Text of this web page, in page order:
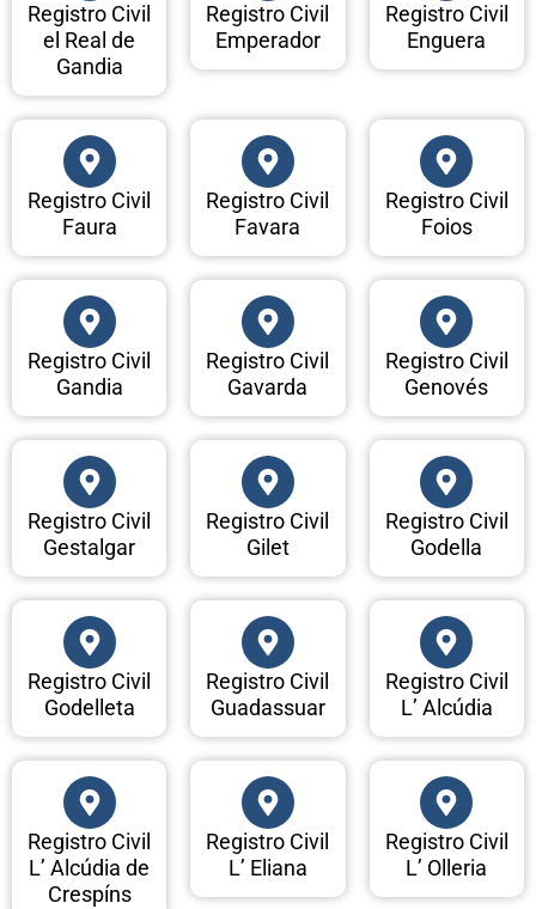
Registro Civil
el Real de
Gandia
Registro Civil
Emperador
Registro Civil
Enguera
Registro Civil
Faura
Registro Civil
Favara
Registro Civil
Foios
Registro Civil
Gandia
Registro Civil
Gavarda
Registro Civil
Genovés
Registro Civil
Gestalgar
Registro Civil
Gilet
Registro Civil
Godella
Registro Civil
Godelleta
Registro Civil
Guadassuar
Registro Civil
L’ Alcúdia
Registro Civil
L’ Alcúdia de
Crespíns
Registro Civil
L’ Eliana
Registro Civil
L’ Olleria